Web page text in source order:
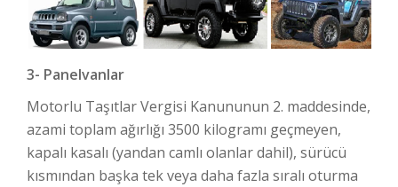
3- Panelvanlar
Motorlu Taşıtlar Vergisi Kanununun 2. maddesinde,
azami toplam ağırlığı 3500 kilogramı geçmeyen,
kapalı kasalı (yandan camlı olanlar dahil), sürücü
kısmından başka tek veya daha fazla sıralı oturma